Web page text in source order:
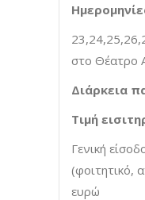
στο Θέατρο
Διάρκεια
Τιμή
Γενική
(φοιτητικό,
ευρώ